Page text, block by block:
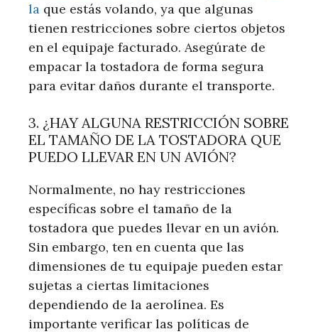
la que estás volando, ya que algunas
tienen restricciones sobre ciertos objetos
en el equipaje facturado. Asegúrate de
empacar la tostadora de forma segura
para evitar daños durante el transporte.
3. ¿HAY ALGUNA RESTRICCIÓN SOBRE
EL TAMAÑO DE LA TOSTADORA QUE
PUEDO LLEVAR EN UN AVIÓN?
Normalmente, no hay restricciones
específicas sobre el tamaño de la
tostadora que puedes llevar en un avión.
Sin embargo, ten en cuenta que las
dimensiones de tu equipaje pueden estar
sujetas a ciertas limitaciones
dependiendo de la aerolínea. Es
importante verificar las políticas de